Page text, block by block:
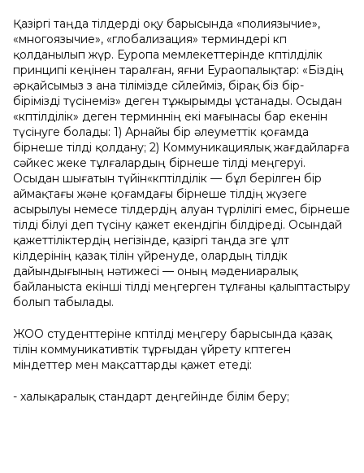
Қазіргі таңда тілдерді оқу барысында «полиязычие»,
«многоязычие», «глобализация» терминдері көп
қолданылып жүр. Еуропа мемлекеттерінде көптілділік
принципі кеңінен таралған, яғни Еураопалықтар: «Біздің
әрқайсымыз өз ана тілімізде сөйлейміз, бірақ біз бір-
бірімізді түсінеміз» деген тұжырымды ұстанады. Осыдан
«көптілділік» деген терминнің екі мағынасы бар екенін
түсінуге болады: 1) Арнайы бір әлеуметтік қоғамда
бірнеше тілді қолдану; 2) Коммуникациялық жағдайларға
сәйкес жеке тұлғалардың бірнеше тілді меңгеруі.
Осыдан шығатын түйін«көптілділік — бұл берілген бір
аймақтағы және қоғамдағы бірнеше тілдің жүзеге
асырылуы немесе тілдердің алуан түрлілігі емес, бірнеше
тілді білуі деп түсіну қажет екендігін білдіреді. Осындай
қажеттіліктердің негізінде, қазіргі таңда өзге ұлт
өкілдерінің қазақ тілін үйренуде, олардың тілдік
дайындығының нәтижесі — оның мәдениаралық
байланыста екінші тілді меңгерген тұлғаны қалыптастыру
болып табылады.
ЖОО студенттеріне көптілді меңгеру барысында қазақ
тілін коммуникативтік тұрғыдан үйрету көптеген
міндеттер мен мақсаттарды қажет етеді:
- халықаралық стандарт деңгейінде білім беру;